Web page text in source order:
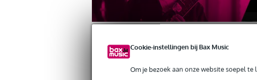
Cookie-instellingen bij Bax Music
Om je bezoek aan onze website soepel
Productinformatie Reviews(0)